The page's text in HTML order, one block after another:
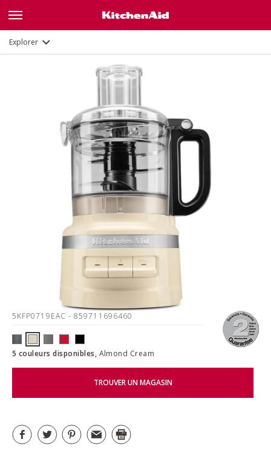
Explorer
5KFP0719EAC - 859711696460
5 couleurs disponibles, Almond Cream
TROUVER UN MAGASIN